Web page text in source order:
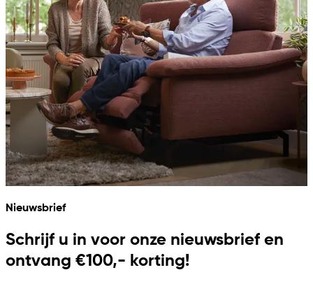
Nieuwsbrief
Schrijf u in voor onze nieuwsbrief en
ontvang €100,- korting!